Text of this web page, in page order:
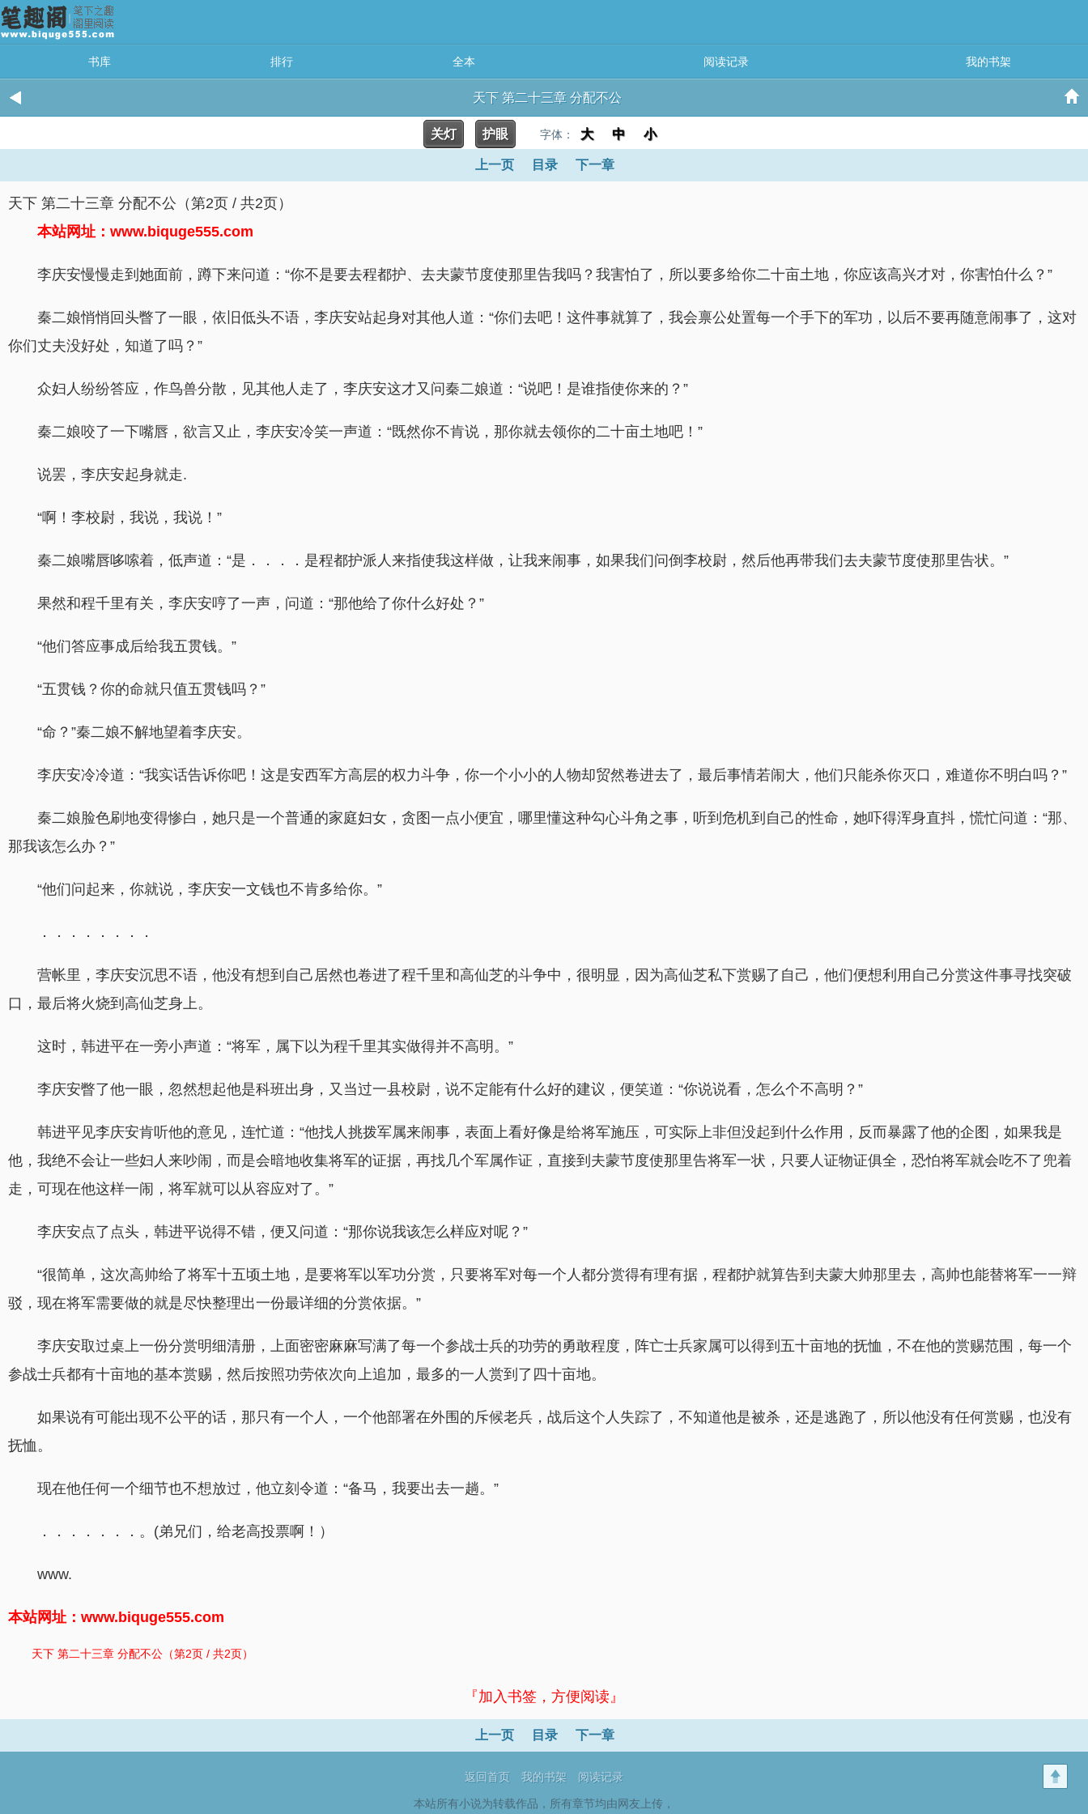
书库 排行 全本 阅读记录 我的书架
天下 第二十三章 分配不公
关灯 护眼 字体： 大 中 小
上一页 目录 下一章
天下 第二十三章 分配不公（第2页 / 共2页）
本站网址：www.biquge555.com
李庆安慢慢走到她面前，蹲下来问道：“你不是要去程都护、去夫蒙节度使那里告我吗？我害怕了，所以要多给你二十亩土地，你应该高兴才对，你害怕什么？”
秦二娘悄悄回头瞥了一眼，依旧低头不语，李庆安站起身对其他人道：“你们去吧！这件事就算了，我会禀公处置每一个手下的军功，以后不要再随意闹事了，这对
你们丈夫没好处，知道了吗？”
众妇人纷纷答应，作鸟兽分散，见其他人走了，李庆安这才又问秦二娘道：“说吧！是谁指使你来的？”
秦二娘咬了一下嘴唇，欲言又止，李庆安冷笑一声道：“既然你不肯说，那你就去领你的二十亩土地吧！”
说罢，李庆安起身就走.
“啊！李校尉，我说，我说！”
秦二娘嘴唇哆嗦着，低声道：“是．．．．是程都护派人来指使我这样做，让我来闹事，如果我们问倒李校尉，然后他再带我们去夫蒙节度使那里告状。”
果然和程千里有关，李庆安哼了一声，问道：“那他给了你什么好处？”
“他们答应事成后给我五贯钱。”
“五贯钱？你的命就只值五贯钱吗？”
“命？”秦二娘不解地望着李庆安。
李庆安冷冷道：“我实话告诉你吧！这是安西军方高层的权力斗争，你一个小小的人物却贸然卷进去了，最后事情若闹大，他们只能杀你灭口，难道你不明白吗？”
秦二娘脸色刷地变得惨白，她只是一个普通的家庭妇女，贪图一点小便宜，哪里懂这种勾心斗角之事，听到危机到自己的性命，她吓得浑身直抖，慌忙问道：“那、
那我该怎么办？”
“他们问起来，你就说，李庆安一文钱也不肯多给你。”
．．．．．．．．
营帐里，李庆安沉思不语，他没有想到自己居然也卷进了程千里和高仙芝的斗争中，很明显，因为高仙芝私下赏赐了自己，他们便想利用自己分赏这件事寻找突破
口，最后将火烧到高仙芝身上。
这时，韩进平在一旁小声道：“将军，属下以为程千里其实做得并不高明。”
李庆安瞥了他一眼，忽然想起他是科班出身，又当过一县校尉，说不定能有什么好的建议，便笑道：“你说说看，怎么个不高明？”
韩进平见李庆安肯听他的意见，连忙道：“他找人挑拨军属来闹事，表面上看好像是给将军施压，可实际上非但没起到什么作用，反而暴露了他的企图，如果我是
他，我绝不会让一些妇人来吵闹，而是会暗地收集将军的证据，再找几个军属作证，直接到夫蒙节度使那里告将军一状，只要人证物证俱全，恐怕将军就会吃不了兜着
走，可现在他这样一闹，将军就可以从容应对了。”
李庆安点了点头，韩进平说得不错，便又问道：“那你说我该怎么样应对呢？”
“很简单，这次高帅给了将军十五顷土地，是要将军以军功分赏，只要将军对每一个人都分赏得有理有据，程都护就算告到夫蒙大帅那里去，高帅也能替将军一一辩
驳，现在将军需要做的就是尽快整理出一份最详细的分赏依据。”
李庆安取过桌上一份分赏明细清册，上面密密麻麻写满了每一个参战士兵的功劳的勇敢程度，阵亡士兵家属可以得到五十亩地的抚恤，不在他的赏赐范围，每一个
参战士兵都有十亩地的基本赏赐，然后按照功劳依次向上追加，最多的一人赏到了四十亩地。
如果说有可能出现不公平的话，那只有一个人，一个他部署在外围的斥候老兵，战后这个人失踪了，不知道他是被杀，还是逃跑了，所以他没有任何赏赐，也没有
抚恤。
现在他任何一个细节也不想放过，他立刻令道：“备马，我要出去一趟。”
．．．．．．．。(弟兄们，给老高投票啊！）
www.
本站网址：www.biquge555.com
天下 第二十三章 分配不公（第2页 / 共2页）
『加入书签，方便阅读』
上一页 目录 下一章
返回首页 我的书架 阅读记录
本站所有小说为转载作品，所有章节均由网友上传，